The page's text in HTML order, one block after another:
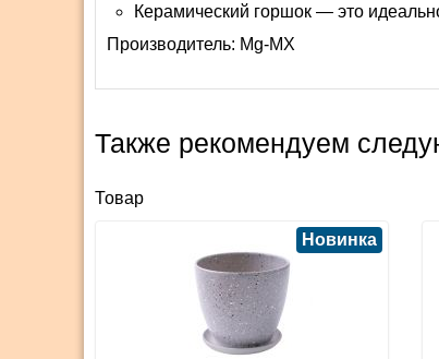
Керамический горшок — это
Производитель: Mg-MX
Также рекомендуем
Товар
Новинка